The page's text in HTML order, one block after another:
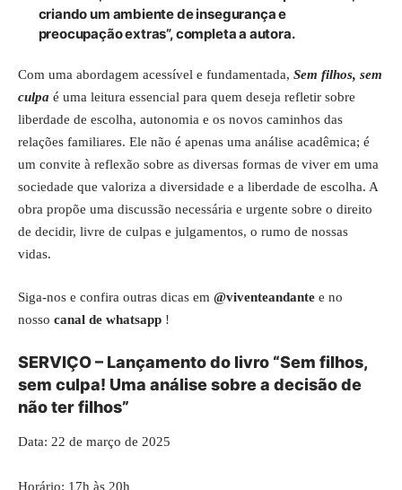
criando um ambiente de insegurança e
preocupação extras”, completa a autora.
Com uma abordagem acessível e fundamentada, Sem filhos, sem
culpa é uma leitura essencial para quem deseja refletir sobre
liberdade de escolha, autonomia e os novos caminhos das
relações familiares. Ele não é apenas uma análise acadêmica; é
um convite à reflexão sobre as diversas formas de viver em uma
sociedade que valoriza a diversidade e a liberdade de escolha. A
obra propõe uma discussão necessária e urgente sobre o direito
de decidir, livre de culpas e julgamentos, o rumo de nossas
vidas.
Siga-nos e confira outras dicas em @viventeandante e no
nosso canal de whatsapp !
SERVIÇO – Lançamento do livro “Sem filhos,
sem culpa! Uma análise sobre a decisão de
não ter filhos”
Data: 22 de março de 2025
Horário: 17h às 20h